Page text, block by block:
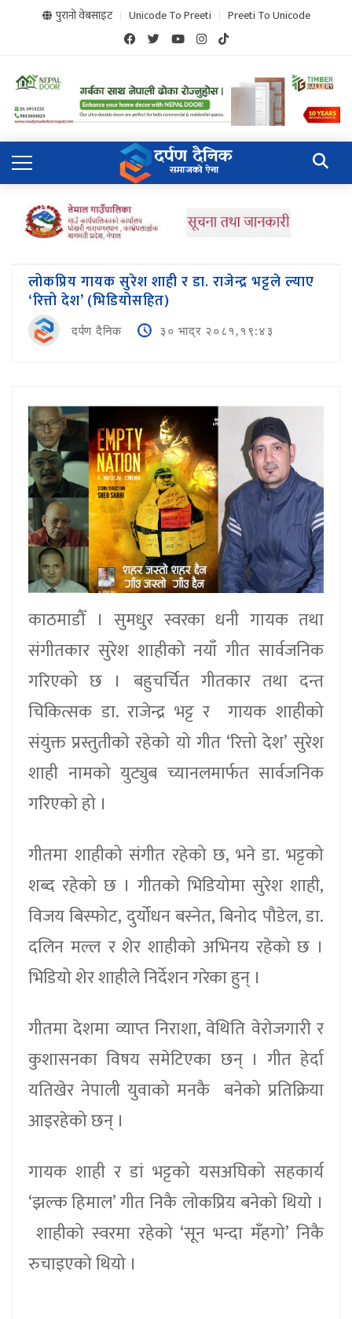
पुरानो वेबसाइट Unicode To Preeti Preeti To Unicode
लोकप्रिय गायक सुरेश शाही र डा. राजेन्द्र भट्टले ल्याए
‘रित्तो देश’ (भिडियोसहित)
दर्पण दैनिक ३० भाद्र २०८१,१९:४३
काठमाडौँ । सुमधुर स्वरका धनी गायक तथा
संगीतकार सुरेश शाहीको नयाँ गीत सार्वजनिक
गरिएको छ । बहुचर्चित गीतकार तथा दन्त
चिकित्सक डा. राजेन्द्र भट्ट र गायक शाहीको
संयुक्त प्रस्तुतीको रहेको यो गीत ‘रित्तो देश’ सुरेश
शाही नामको युट्युब च्यानलमार्फत सार्वजनिक
गरिएको हो ।
गीतमा शाहीको संगीत रहेको छ, भने डा. भट्टको
शब्द रहेको छ । गीतको भिडियोमा सुरेश शाही,
विजय बिस्फोट, दुर्योधन बस्नेत, बिनोद पौडेल, डा.
दलिन मल्ल र शेर शाहीको अभिनय रहेको छ ।
भिडियो शेर शाहीले निर्देशन गरेका हुन् ।
गीतमा देशमा व्याप्त निराशा, वेथिति वेरोजगारी र
कुशासनका विषय समेटिएका छन् । गीत हेर्दा
यतिखेर नेपाली युवाको मनकै बनेको प्रतिक्रिया
आइरहेको छन् ।
गायक शाही र डां भट्टको यसअघिको सहकार्य
‘झल्क हिमाल’ गीत निकै लोकप्रिय बनेको थियो ।
शाहीको स्वरमा रहेको ‘सून भन्दा मँहगो’ निकै
रुचाइएको थियो ।